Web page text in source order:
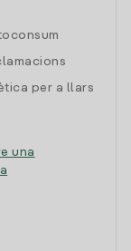
per a llars
una